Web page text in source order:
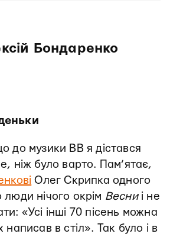
Бондаренко
до музики ВВ я дістався
ніж було варто. Пам’ятає,
Олег Скрипка одного
нічого окрім Весниі не
«Усі інші 70 пісень можна
в стіл». Так було і в